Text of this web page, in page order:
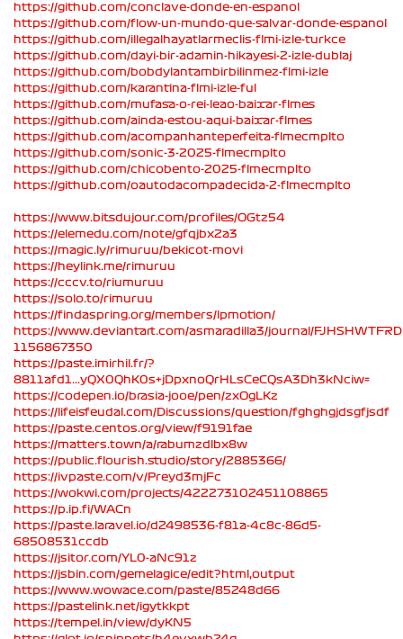
https://github.com/conclave-donde-en-espanol
https://github.com/flow-un-mundo-que-salvar-donde-espanol
https://github.com/illegalhayatlarmeclis-flmi-izle-turkce
https://github.com/dayi-bir-adamin-hikayesi-2-izle-dublaj
https://github.com/bobdylantambirbilinmez-flmi-izle
https://github.com/karantina-flmi-izle-ful
https://github.com/mufasa-o-rei-leao-baixar-flmes
https://github.com/ainda-estou-aqui-baixar-flmes
https://github.com/acompanhanteperfeita-flmecmplto
https://github.com/sonic-3-2025-flmecmplto
https://github.com/chicobento-2025-flmecmplto
https://github.com/oautodacompadecida-2-flmecmplto
https://www.bitsdujour.com/profiles/OGtz54
https://elemedu.com/note/gfqjbx2a3
https://magic.ly/rimuruu/bekicot-movi
https://heylink.me/rimuruu
https://cccv.to/riumuruu
https://solo.to/rimuruu
https://findaspring.org/members/lpmotion/
https://www.deviantart.com/asmaradilla3/journal/
1156867350
https://paste.imirhil.fr/?
8811afd1...yQX0QhK0s+jDpxnoQrHLsCeCQsA3Dh3kNciw=
https://codepen.io/brasia-jooe/pen/zxOgLKz
https://lifeisfeudal.com/Discussions/question/fghghgjdsgfjsdf
https://paste.centos.org/view/f9191fae
https://matters.town/a/rabumzdlbx8w
https://public.flourish.studio/story/2885366/
https://ivpaste.com/v/Preyd3mjFc
https://wokwi.com/projects/422273102451108865
https://p.ip.fi/WACn
https://paste.laravel.io/d2498536-f81a-4c8c-86d5-
68508531ccdb
https://jsitor.com/YL0-aNc91z
https://jsbin.com/gemelagice/edit?html,output
https://www.wowace.com/paste/85248d66
https://pastelink.net/igytkkpt
https://tempel.in/view/dyKN5